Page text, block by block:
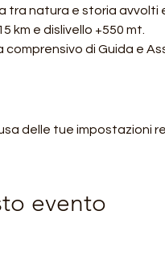
tra natura e storia avvolti
km e dislivello +550 mt.
di Guida e
delle tue impostazioni
evento